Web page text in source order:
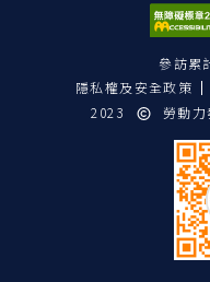
參訪累
隱私權及安全政策
2023
勞動